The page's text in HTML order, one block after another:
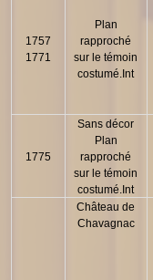
1757
1771
Plan
rapproché
sur le témoin
costumé.Int
1775
Sans décor
Plan
rapproché
sur le témoin
costumé.Int
Château de
Chavagnac